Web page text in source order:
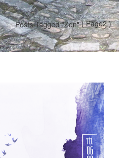
Posts Tagged "zen"( Page2 )